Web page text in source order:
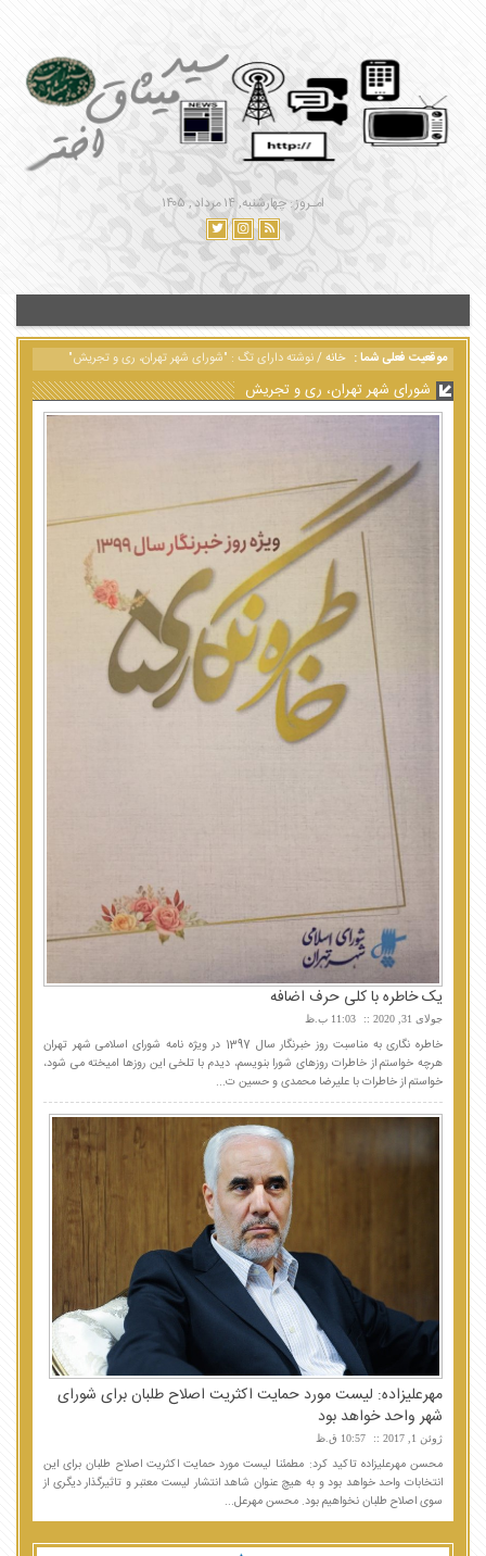
امـروز : چهارشنبه, ۱۴ مرداد , ۱۴۰۵
موقعیت فعلی شما : خانه/نوشته دارای تگ : "شورای شهر تهران، ری و تجریش"
شورای شهر تهران، ری و تجریش
یک خاطره با کلی حرف اضافه
جولای 31, 2020 11:03 ب.ظ
خاطره نگاری به مناسبت روز خبرنگار سال 1397 در ویژه نامه شورای اسلامی شهر تهران
هرچه خواستم از خاطرات روزهای شورا بنویسم، دیدم با تلخی این روزها امیخته می شود،
خواستم از خاطرات با علیرضا محمدی و حسین ت...
مهرعلیزاده: لیست مورد حمایت اکثریت اصلاح طلبان برای شورای
شهر واحد خواهد بود
ژوئن 1, 2017 10:57 ق.ظ
محسن مهرعلیزاده تاکید کرد: مطمئنا لیست مورد حمایت اکثریت اصلاح طلبان برای این
انتخابات واحد خواهد بود و به هیچ عنوان شاهد انتشار لیست معتبر و تاثیرگذار دیگری از
سوی اصلاح طلبان نخواهیم بود. محسن مهرعل...